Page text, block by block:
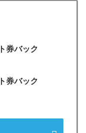
券バック
券バック